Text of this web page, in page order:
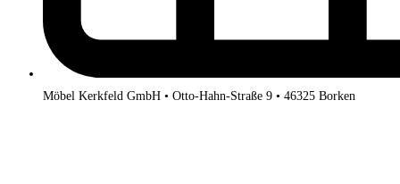
Möbel Kerkfeld GmbH • Otto-Hahn-Straße 9 • 46325 Borken